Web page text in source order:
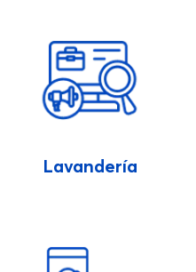
Lavandería